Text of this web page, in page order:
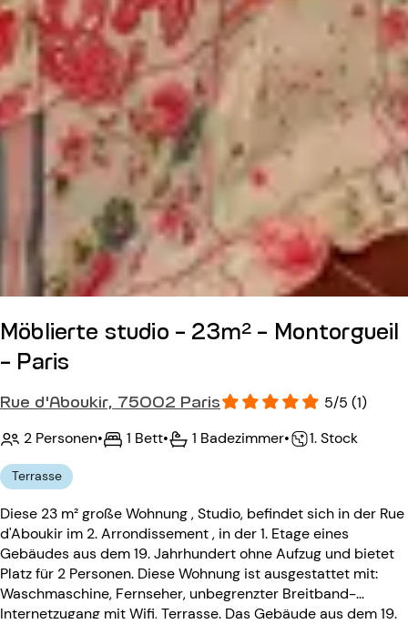
Möblierte studio - 23m² - Montorgueil
- Paris
Rue d'Aboukir, 75002 Paris
5/5 (1)
2 Personen• 1 Bett• 1 Badezimmer• 1. Stock
Terrasse
Diese 23 m² große Wohnung , Studio, befindet sich in der Rue
d'Aboukir im 2. Arrondissement , in der 1. Etage eines
Gebäudes aus dem 19. Jahrhundert ohne Aufzug und bietet
Platz für 2 Personen. Diese Wohnung ist ausgestattet mit:
Waschmaschine, Fernseher, unbegrenzter Breitband-
Internetzugang mit Wifi, Terrasse. Das Gebäude aus dem 19.